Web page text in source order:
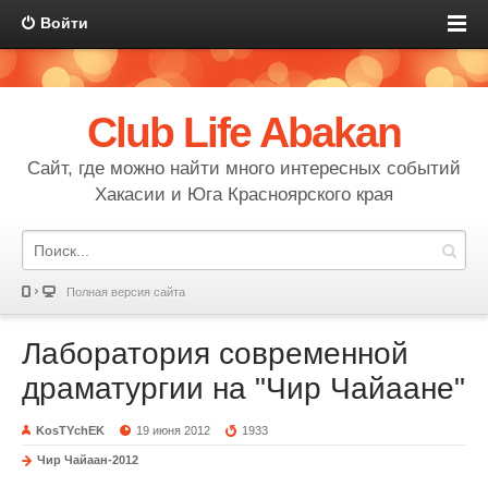
Войти
Club Life Abakan
Сайт, где можно найти много интересных событий
Хакасии и Юга Красноярского края
Полная версия сайта
Лаборатория современной
драматургии на "Чир Чайаане"
KosTYchEK 19 июня 2012 1933
Чир Чайаан-2012